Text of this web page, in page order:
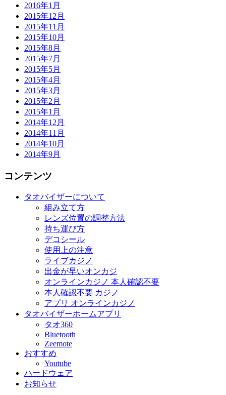
2016年1月
2015年12月
2015年11月
2015年10月
2015年8月
2015年7月
2015年5月
2015年4月
2015年3月
2015年2月
2015年1月
2014年12月
2014年11月
2014年10月
2014年9月
コンテンツ
タオバイザーについて
組み立て方
レンズ位置の調整方法
持ち運び方
デコシール
使用上の注意
ライブカジノ
出金が早いオンカジ
オンラインカジノ 本人確認不要
本人確認不要 カジノ
アプリ オンラインカジノ
タオバイザーホームアプリ
タオ360
Bluetooth
Zeemote
おすすめ
Youtube
ハードウェア
お知らせ